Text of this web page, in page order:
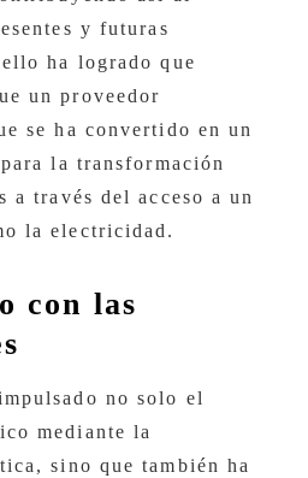
y futuras
ha logrado que
un proveedor
se ha convertido en un
la transformación
a través del acceso a un
la electricidad.
con las
no solo el
mediante la
sino que también ha